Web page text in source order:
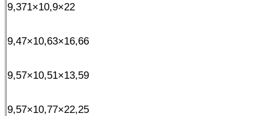
9,371×10,9×22
9,47×10,63×16,66
9,57×10,51×13,59
9,57×10,77×22,25